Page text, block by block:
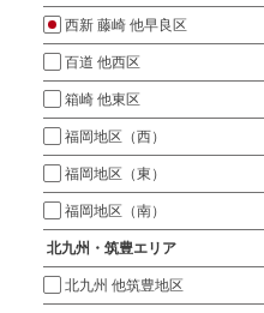
西新 藤崎 他早良区
百道 他西区
箱崎 他東区
福岡地区（西）
福岡地区（東）
福岡地区（南）
北九州・筑豊エリア
北九州 他筑豊地区